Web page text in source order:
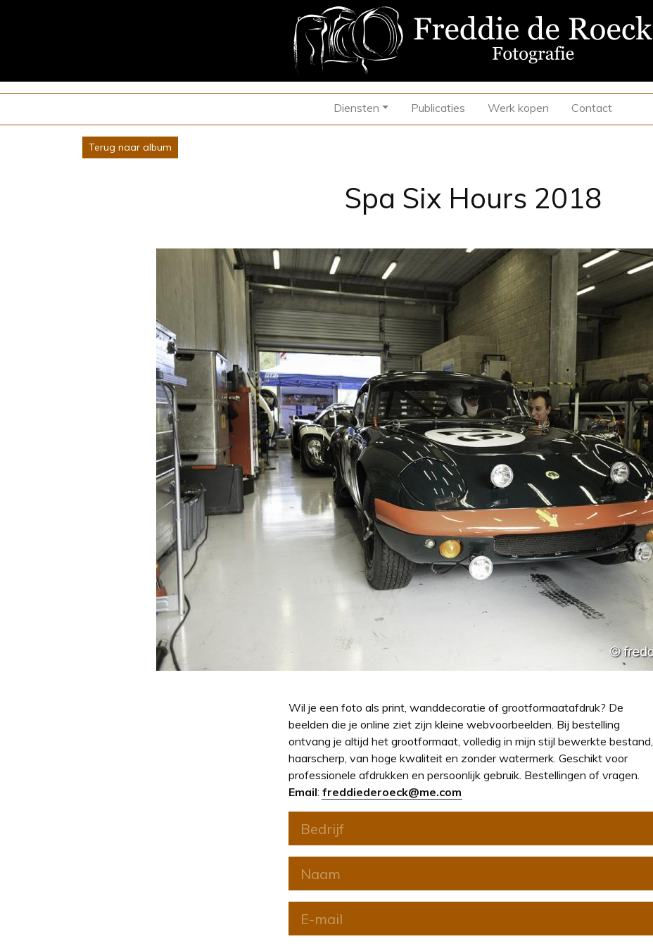
Diensten Publicaties Werk kopen Contact
Terug naar album
Spa Six Hours 2018
Wil je een foto als print, wanddecoratie of grootformaatafdruk? De
beelden die je online ziet zijn kleine webvoorbeelden. Bij bestelling
ontvang je altijd het grootformaat, volledig in mijn stijl bewerkte bestand,
haarscherp, van hoge kwaliteit en zonder watermerk. Geschikt voor
professionele afdrukken en persoonlijk gebruik. Bestellingen of vragen.
Email: freddiederoeck@me.com